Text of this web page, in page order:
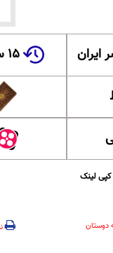
ایران ۱۵ سال پیش در چنین روزی
کپی لینک
دوستان